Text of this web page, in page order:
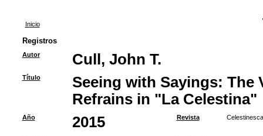
Inicio
Registros
Autor Cull, John T.
Título
Seeing with Sayings: The
Refrains in "La Celestina"
Año 2015 Revista Celestinesca